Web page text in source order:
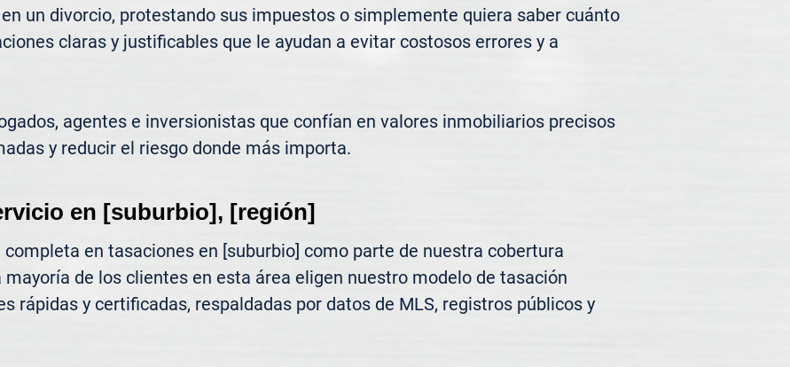
un divorcio, protestando sus impuestos o simplemente quiera saber cuánto
claras y justificables que le ayudan a evitar costosos errores y a
agentes e inversionistas que confían en valores inmobiliarios precisos
y reducir el riesgo donde más importa.
en [suburbio], [región]
en tasaciones en [suburbio] como parte de nuestra cobertura
de los clientes en esta área eligen nuestro modelo de tasación
rápidas y certificadas, respaldadas por datos de MLS, registros públicos y